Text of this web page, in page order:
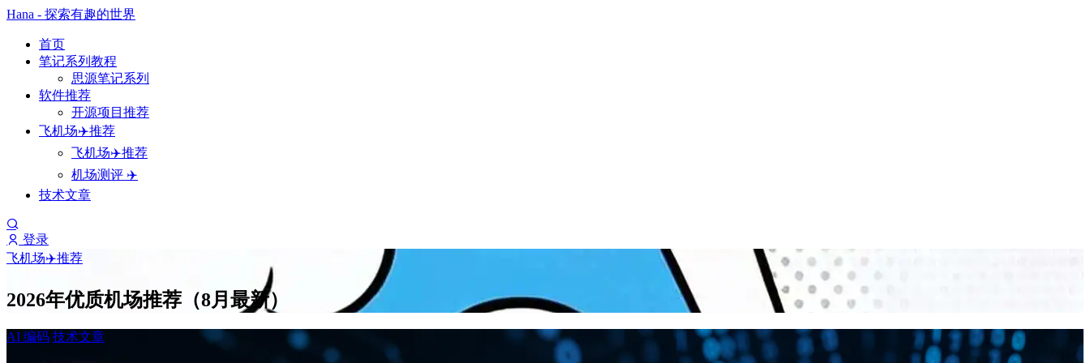
Hana - 探索有趣的世界
首页
笔记系列教程
思源笔记系列
软件推荐
开源项目推荐
飞机场✈️推荐
飞机场✈️推荐
机场测评 ✈️
技术文章
登录
飞机场✈️推荐
2026年优质机场推荐（8月最新）
AI 编码 技术文章